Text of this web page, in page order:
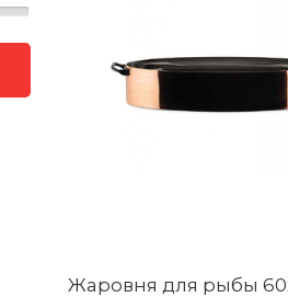
Жаровня для рыбы